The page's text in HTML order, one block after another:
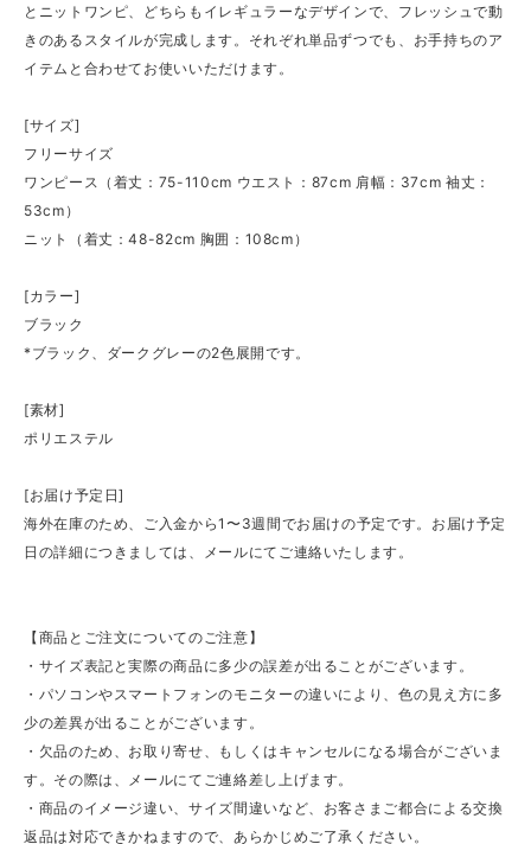
とニットワンピ、どちらもイレギュラーなデザインで、フレッシュで動
きのあるスタイルが完成します。それぞれ単品ずつでも、お手持ちのア
イテムと合わせてお使いいただけます。
[サイズ]
フリーサイズ
ワンピース（着丈：75-110cm ウエスト：87cm 肩幅：37cm 袖丈：
53cm）
ニット（着丈：48-82cm 胸囲：108cm）
[カラー]
ブラック
*ブラック、ダークグレーの2色展開です。
[素材]
ポリエステル
[お届け予定日]
海外在庫のため、ご入金から1〜3週間でお届けの予定です。お届け予定
日の詳細につきましては、メールにてご連絡いたします。
【商品とご注文についてのご注意】
・サイズ表記と実際の商品に多少の誤差が出ることがございます。
・パソコンやスマートフォンのモニターの違いにより、色の見え方に多
少の差異が出ることがございます。
・欠品のため、お取り寄せ、もしくはキャンセルになる場合がございま
す。その際は、メールにてご連絡差し上げます。
・商品のイメージ違い、サイズ間違いなど、お客さまご都合による交換
返品は対応できかねますので、あらかじめご了承ください。